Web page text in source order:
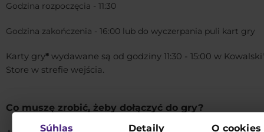
Súhlas Detaily O cookies
Godzina rozpoczęcia - 11:30
Godzina zakończenia - 16:00 lub do wyczerpania puli kart gry
Karty gry* wydawane są od godziny 11:30 - 15:00 w
Store w strefie wejścia.
Co muszę zrobić, żeby dołączyć do gry?